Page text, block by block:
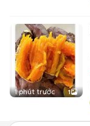
1 phút trước 1